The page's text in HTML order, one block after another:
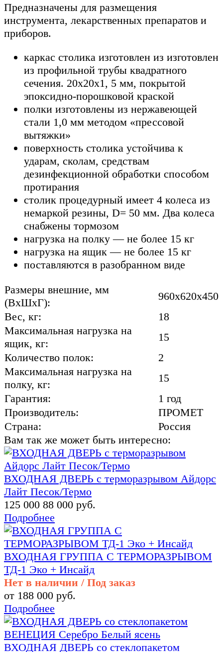
Предназначены для размещения
инструмента, лекарственных препаратов и
приборов.
каркас столика изготовлен из изготовлен
из профильной трубы квадратного
сечения. 20х20х1, 5 мм, покрытой
эпоксидно-порошковой краской
полки изготовлены из нержавеющей
стали 1,0 мм методом «прессовой
вытяжки»
поверхность столика устойчива к
ударам, сколам, средствам
дезинфекционной обработки способом
протирания
столик процедурный имеет 4 колеса из
немаркой резины, D= 50 мм. Два колеса
снабжены тормозом
нагрузка на полку — не более 15 кг
нагрузка на ящик — не более 15 кг
поставляются в разобранном виде
Размеры внешние, мм
(ВхШхГ):
960x620x450
Вес, кг:
18
Максимальная нагрузка на
ящик, кг:
15
Количество полок:
2
Максимальная нагрузка на
полку, кг:
15
Гарантия:
1 год
Производитель:
ПРОМЕТ
Страна:
Россия
Вам так же может быть интересно:
ВХОДНАЯ ДВЕРЬ с терморазрывом Айдорс
Лайт Песок/Термо
125 000 88 000 руб.
Подробнее
ВХОДНАЯ ГРУППА С ТЕРМОРАЗРЫВОМ
ТД-1 Эко + Инсайд
Нет в наличии / Под заказ
от 188 000 руб.
Подробнее
ВХОДНАЯ ДВЕРЬ со стеклопакетом